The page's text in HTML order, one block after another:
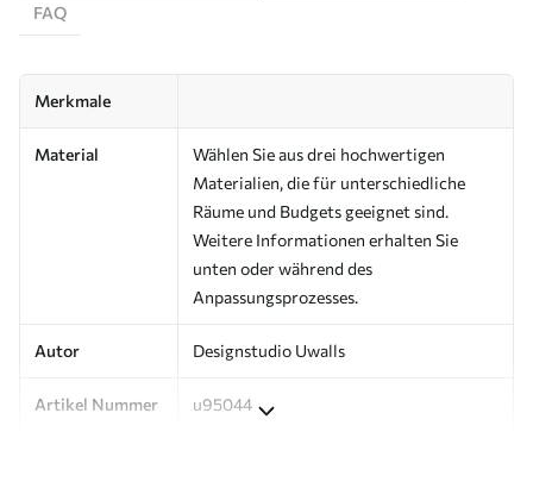
FAQ
Merkmale
Material
Wählen Sie aus drei hochwertigen
Materialien, die für unterschiedliche
Räume und Budgets geeignet sind.
Weitere Informationen erhalten Sie
unten oder während des
Anpassungsprozesses.
Autor Designstudio Uwalls
Artikel Nummer u95044